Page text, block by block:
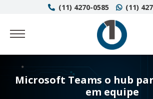
(11) 4270-0585 (11)
Microsoft Teams o hub
em equipe